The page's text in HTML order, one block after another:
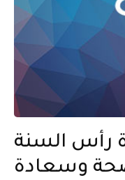
رأس السنة
صحة وسعادة